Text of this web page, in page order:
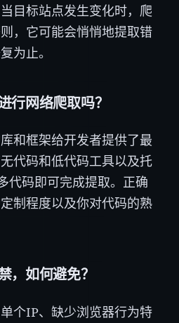
目标站点发生变化时，爬
，它可能会悄悄地提取错
为止。
行网络爬取吗？
和框架给开发者提供了最
代码和低代码工具以及托
代码即可完成提取。正确
制程度以及你对代码的熟
，如何避免？
个IP、缺少浏览器行为特